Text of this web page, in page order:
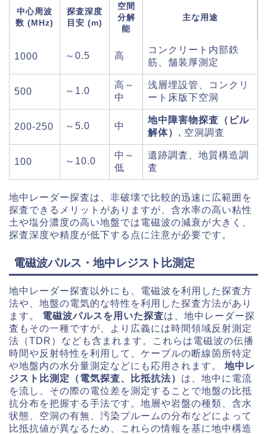
中心周波
数 (MHz)
探査深度
目安 (m)
空間
分解
能
主な用途
1000 ～0.5 高
コンクリート内部鉄
筋、舗装厚測定
500 ～1.0
高～
中
浅層埋設管、コンクリ
ート床版下空洞
200-250 ～5.0 中
地中障害物探査（ビル
解体） , 空洞調査
100 ～10.0
中～
低
遺跡調査、地質構造調
査
地中レーダー探査は、非破壊で比較的迅速に広範囲を
探査できるメリットがありますが、含水率の高い粘性
土や塩分濃度の高い地盤では電磁波の減衰が大きく、
探査深度や精度が低下する点に注意が必要です。
電磁波パルス・地中レジスト比測定
地中レーダー探査以外にも、電磁波を利用した探査方
法や、地盤の電気的な特性を利用した探査方法があり
ます。 電磁波パルスを用いた探査は、地中レーダー探
査もその一種ですが、より広義には時間領域反射測定
法（TDR）なども含まれます。これらは電磁波の伝播
時間や反射特性を利用して、ケーブルの断線箇所特定
や地盤内の水分量測定などにも応用されます。 地中レ
ジスト比測定（電気探査、比抵抗法） は、地中に電流
を流し、その際の電位差を測定することで地盤の比抵
抗分布を把握する手法です。地層や岩盤の種類、含水
状態、空洞の有無、汚染プルームの分布などによって
比抵抗値が異なるため、これらの情報を基に地中構造